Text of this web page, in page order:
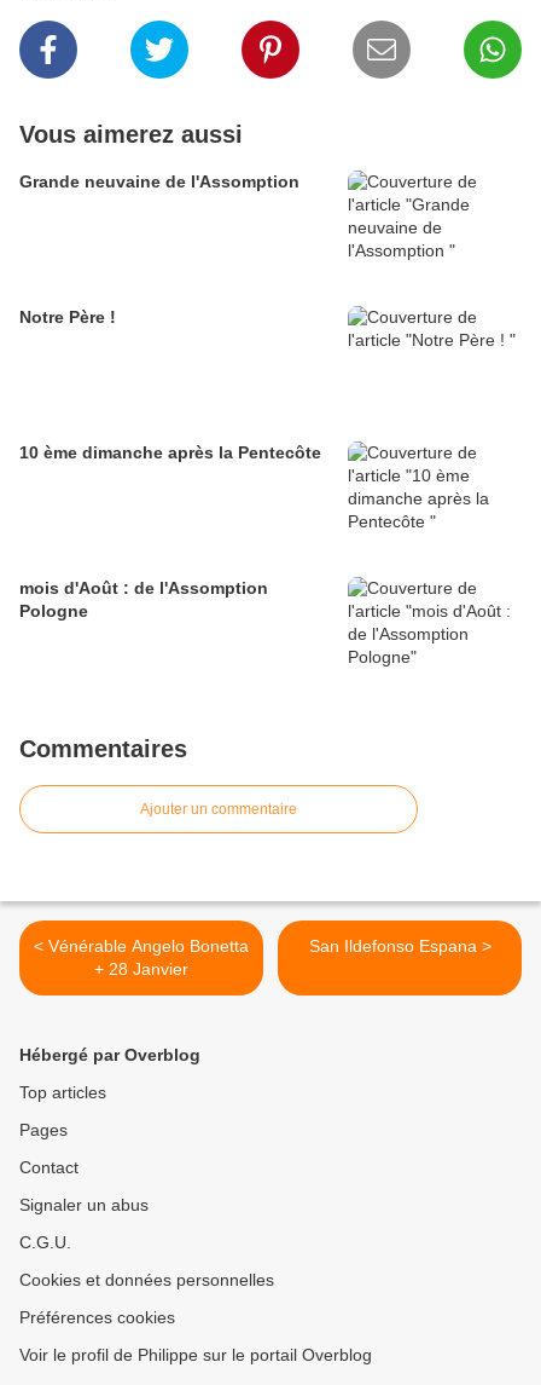
Vous aimerez aussi
Grande neuvaine de l'Assomption
Notre Père !
10 ème dimanche après la Pentecôte
mois d'Août : de l'Assomption
Pologne
Commentaires
Ajouter un commentaire
< Vénérable Angelo Bonetta
+ 28 Janvier
San Ildefonso Espana >
Hébergé par Overblog
Top articles
Pages
Contact
Signaler un abus
C.G.U.
Cookies et données personnelles
Préférences cookies
Voir le profil de Philippe sur le portail Overblog